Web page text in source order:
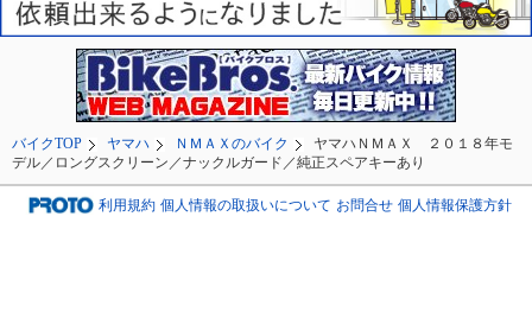
バイクTOP ヤマハ ＮＭＡＸのバイク
ヤマハＮＭＡＸ ２０１８年モ
デル／ロングスクリーン／ナックルガード／純正スペアキーあり
利用規約 個人情報の取扱いについて お問合せ 個人情報保護方針